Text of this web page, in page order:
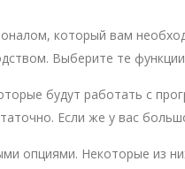
который вам
Выберите те
будут работать с
Если же у вас
опциями. Некоторые из